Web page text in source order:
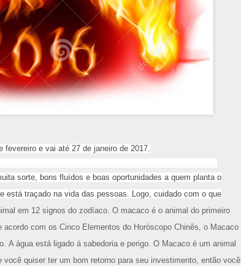
e vai até 27 de janeiro de 2017.
sorte, bons fluídos e boas oportunidades a quem planta o
está traçado na vida das pessoas. Logo, cuidado com o que
em 12 signos do zodíaco. O macaco é o animal do primeiro
acordo com os Cinco Elementos do Horóscopo Chinês, o Macaco
A água está ligado à sabedoria e perigo. O Macaco é um animal
você quiser ter um bom retorno para seu investimento, então você